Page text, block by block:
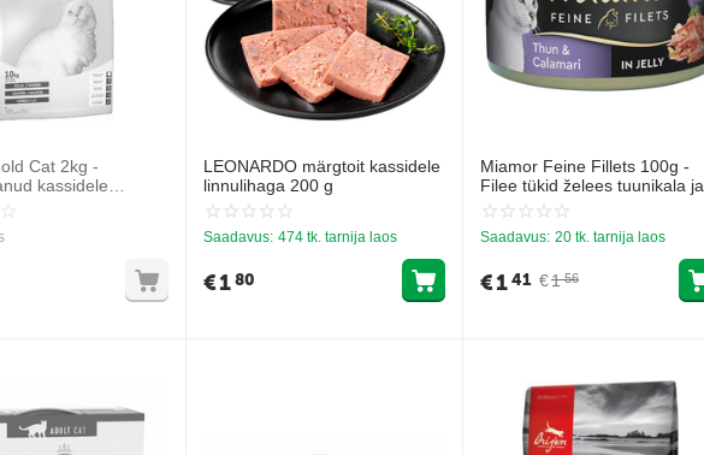
Cat 2kg -
kassidele
LEONARDO märgtoit kassidele
linnulihaga 200 g
Saadavus: 474 tk. tarnija laos
€180
Miamor Feine Fillets 100g -
Filee tükid želees tuunikala ja
kalmaariga
Saadavus: 20 tk. tarnija laos
€1 56
€141